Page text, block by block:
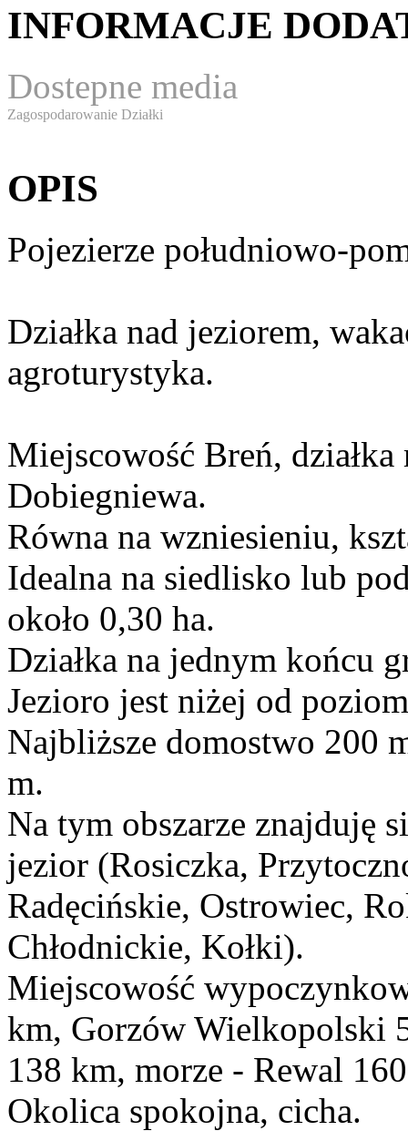
INFORMACJE
Dostepne media
Zagospodarowanie Działki
OPIS
Pojezierze południowo-
Działka nad jeziorem,
agroturystyka.
Miejscowość Breń,
Dobiegniewa.
Równa na wzniesieniu,
Idealna na siedlisko lub
około 0,30 ha.
Działka na jednym końcu
Jezioro jest niżej od
Najbliższe domostwo 200
m.
Na tym obszarze znajduję
jezior (Rosiczka,
Radęcińskie, Ostrowiec,
Chłodnickie, Kołki).
Miejscowość
km, Gorzów Wielkopolski
138 km, morze - Rewal
Okolica spokojna, cicha.